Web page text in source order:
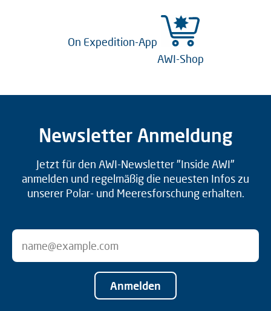
On Expedition-App
AWI-Shop
Newsletter Anmeldung
Jetzt für den AWI-Newsletter "Inside AWI"
anmelden und regelmäßig die neuesten Infos zu
unserer Polar- und Meeresforschung erhalten.
Anmelden